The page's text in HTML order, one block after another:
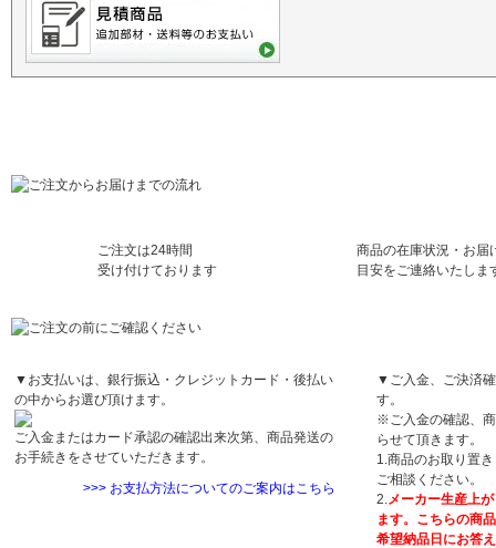
ご注文は24時間
受け付けております
商品の在庫状況・お届
目安をご連絡いたしま
▼お支払いは、銀行振込・クレジットカード・後払い
の中からお選び頂けます。
ご入金またはカード承認の確認出来次第、商品発送の
お手続きをさせていただきます。
>>> お支払方法についてのご案内はこちら
▼ご入金、ご決済
す。
※ご入金の確認、
らせて頂きます。
1.商品のお取り置
ご相談ください。
2.メーカー生産上
ます。こちらの商
希望納品日にお答